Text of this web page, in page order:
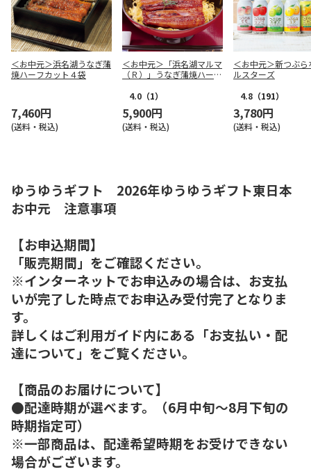
＜お中元＞浜名湖うなぎ蒲
焼ハーフカット４袋
7,460円
(送料・税込)
＜お中元＞「浜名湖マルマ
（Ｒ）」うなぎ蒲焼ハーフ
4.0 （1）
5,900円
(送料・税込)
＜お中元＞新つぶら
ルスターズ
4.8 （191）
3,780円
(送料・税込)
ゆうゆうギフト 2026年ゆうゆうギフト東日本
お中元 注意事項
【お申込期間】
「販売期間」をご確認ください。
※インターネットでお申込みの場合は、お支払
いが完了した時点でお申込み受付完了となりま
す。
詳しくはご利用ガイド内にある「お支払い・配
達について」をご覧ください。
【商品のお届けについて】
●配達時期が選べます。（6月中旬～8月下旬の
時期指定可）
※一部商品は、配達希望時期をお受けできない
場合がございます。